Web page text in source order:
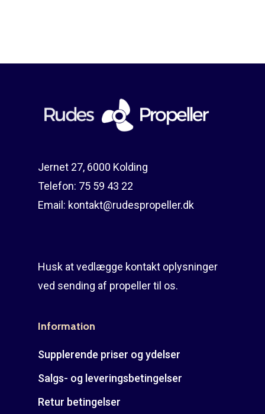
Jernet 27, 6000 Kolding
Telefon: 75 59 43 22
Email: kontakt@rudespropeller.dk
Husk at vedlægge kontakt oplysninger
ved sending af propeller til os.
Information
Supplerende priser og ydelser
Salgs- og leveringsbetingelser
Retur betingelser
Om reparation
Guides
Er min propel højre
venstre?
Rudes Propeller
T: 75 59 43 22